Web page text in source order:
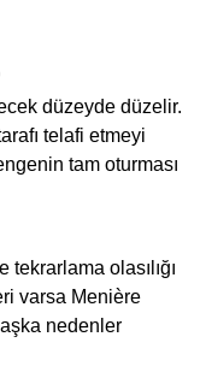
düzeyde düzelir.
telafi etmeyi
tam oturması
olasılığı
varsa Menière
nedenler